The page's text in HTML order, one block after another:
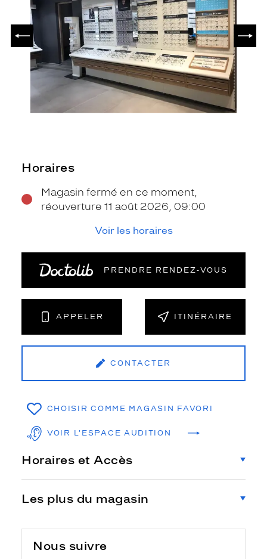
PRÉCÉDENT
Horaires
Magasin fermé en ce moment,
réouverture 11 août 2026, 09:00
Voir les horaires
PRENDRE RENDEZ‑VOUS
APPELER ITINÉRAIRE
CONTACTER
CHOISIR COMME MAGASIN FAVORI
VOIR L'ESPACE AUDITION
Horaires et Accès
Les plus du magasin
Nous suivre